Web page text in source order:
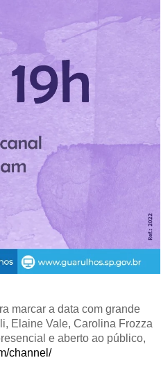
marcar a data com grande
Elaine Vale, Carolina Frozza
e aberto ao público,
channel/